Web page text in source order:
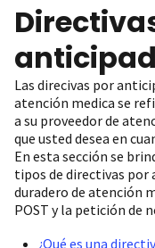
Las direcivas por
atención medica se
a su proveedor de
que usted desea en
En esta sección se
tipos de directivas
duradero de atención
POST y la petición de
¿Qué es una